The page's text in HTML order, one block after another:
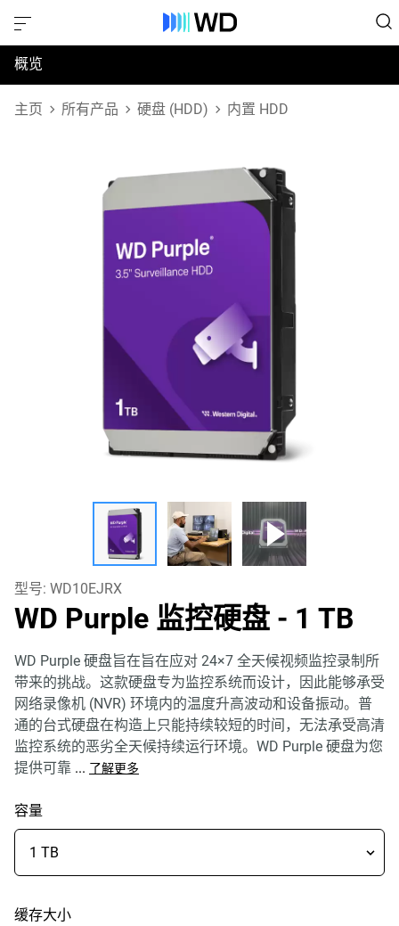
概览
规格
主页 所有产品 硬盘 (HDD) 内置 HDD
型号: WD10EJRX
WD Purple 监控硬盘 - 1 TB
WD Purple 硬盘旨在旨在应对 24×7 全天候视频监控录制所
带来的挑战。这款硬盘专为监控系统而设计，因此能够承受
网络录像机 (NVR) 环境内的温度升高波动和设备振动。普
通的台式硬盘在构造上只能持续较短的时间，无法承受高清
监控系统的恶劣全天候持续运行环境。WD Purple 硬盘为您
提供可靠 ... 了解更多
容量
缓存大小